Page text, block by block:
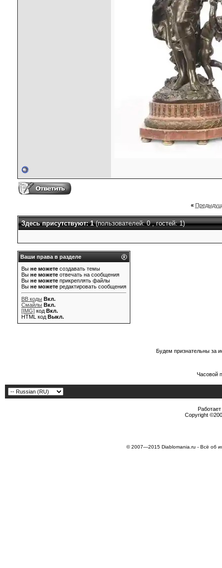
«
Здесь присутствуют: 1(пользователей: 0 , гостей: 1)
Ваши права в разделе
Вы не можете создавать темы
Вы не можете отвечать на сообщения
Вы не можете прикреплять файлы
Вы не можете редактировать сообщения
BB коды Вкл.
Смайлы Вкл.
[IMG] код Вкл.
HTML код Выкл.
Будем признательны за
Часовой
Copyright
© 2007—2015 Diablomania.ru - Всё об